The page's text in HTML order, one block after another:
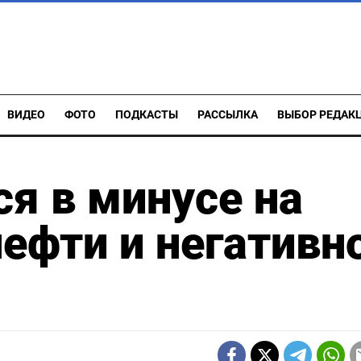
ВИДЕО ФОТО ПОДКАСТЫ РАССЫЛКА ВЫБОР
в минусе на
и